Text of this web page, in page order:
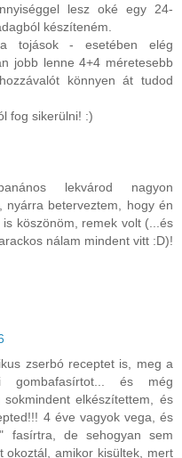
lesz oké egy 24-
készíteném.
tojások - esetében elég
jobb lenne 4+4 méretesebb
könnyen át tudod
fog sikerülni! :)
lekvárod nagyon
nyárra beterveztem, hogy én
köszönöm, remek volt (...és
nálam mindent vitt :D)!
zserbó receptet is, meg a
és még
elkészítettem, és
4 éve vagyok vega, és
fasírtra, de sehogyan sem
okoztál, amikor kisültek, mert